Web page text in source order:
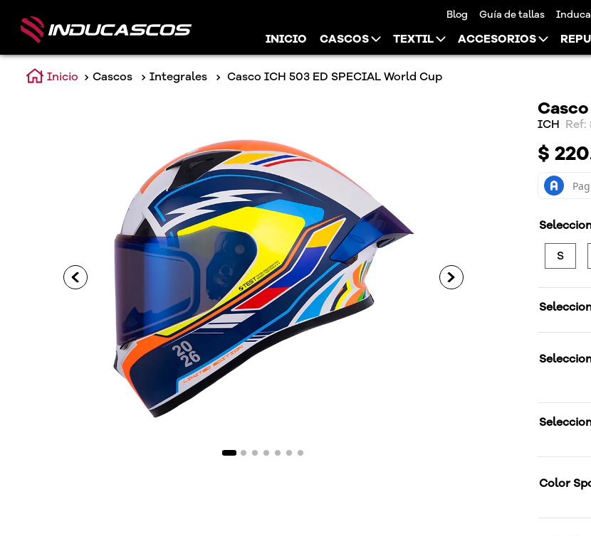
Blog Guía de tallas
INICIO CASCOS TEXTIL ACCESORIOS
Cascos Integrales Casco ICH 503 ED SPECIAL World Cup
ICH :
$ 220
S
Color